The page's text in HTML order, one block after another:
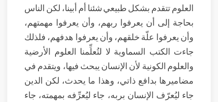
العلوم تتقدم بشكل طبيعي شئنا أم أبينا، لكن الناس
بحاجة إلى أن يعرفوا ربهم، وأن يعرفوا مهمتهم،
وأن يعرفوا علّة خلقهم، وأن يعرفوا هدفهم، فلذلك
جاءت الكتب السماوية لا لتُعلِّمنا العلوم الأرضية
والعلوم الكونية لأن الإنسان يبحث فيها، ويتقدم في
مضاميرها بدافع ذاتي، وهذا ما يحدث، لكن الدين
جاء ليُعرّف الإنسان بربه، جاء ليُعرِّفه بمهمته، جاء